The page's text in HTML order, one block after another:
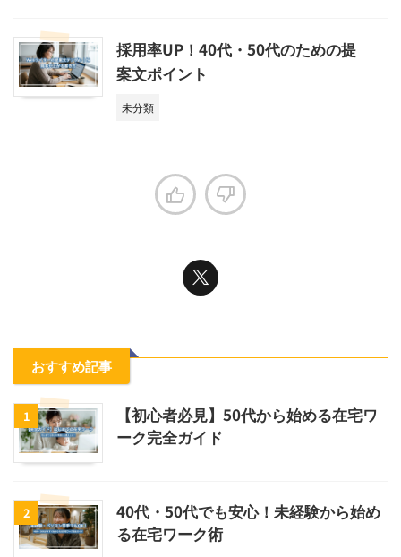
採用率UP！40代・50代のための提
案文ポイント
未分類
おすすめ記事
1
【初心者必見】50代から始める在宅ワ
ーク完全ガイド
2
40代・50代でも安心！未経験から始め
る在宅ワーク術